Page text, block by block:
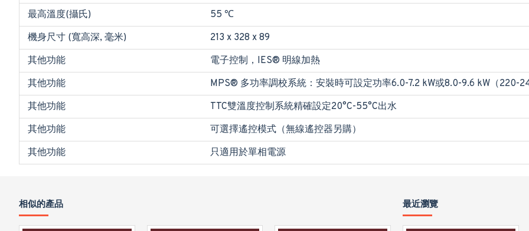
最高溫度(攝氏)
55 ℃
機身尺寸 (寬高深, 毫米)
213 x 328 x 89
其他功能
電子控制，IES® 明線加熱
其他功能
MPS® 多功率調校系統：安裝時可設定功率6.0-7.2 kW或8.0-9.6 kW（220-
其他功能
TTC雙溫度控制系統精確設定20°C-55°C出水
其他功能
可選擇遙控模式（無線遙控器另購）
其他功能
只適用於單相電源
相似的產品 最近瀏覽